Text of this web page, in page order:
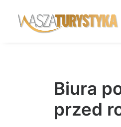
Biura
przed